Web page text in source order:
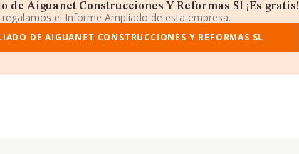
Aiguanet Construcciones Y Reformas Sl ¡Es gratis!
el Informe Ampliado de esta empresa.
DE AIGUANET CONSTRUCCIONES Y REFORMAS SL